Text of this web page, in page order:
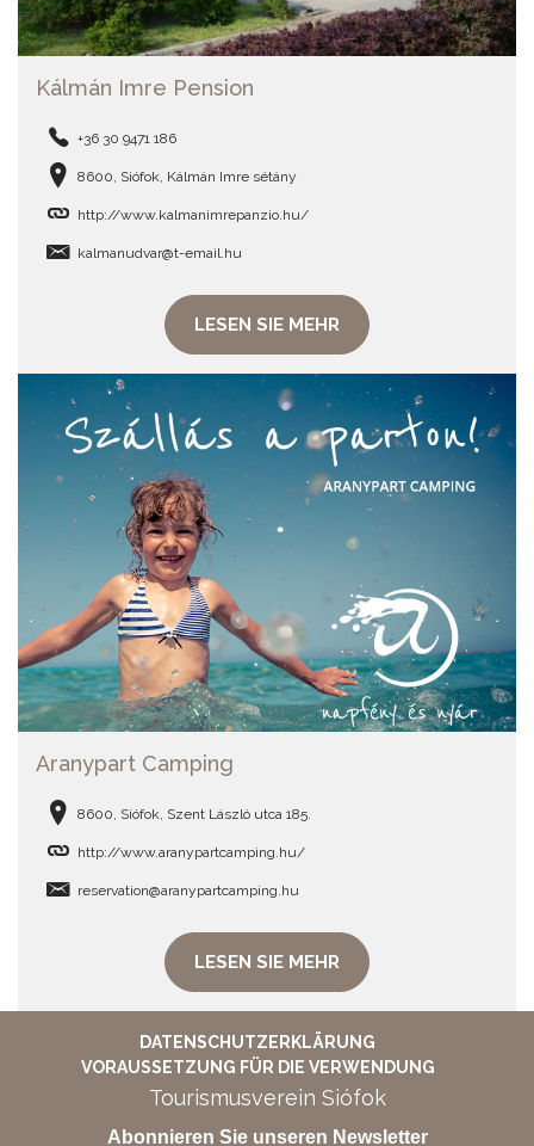
Kálmán Imre Pension
+36 30 9471 186
8600, Siófok, Kálmán Imre sétány
http://www.kalmanimrepanzio.hu/
kalmanudvar@t-email.hu
LESEN SIE MEHR
Aranypart Camping
8600, Siófok, Szent László utca 185.
http://www.aranypartcamping.hu/
reservation@aranypartcamping.hu
LESEN SIE MEHR
DATENSCHUTZERKLÄRUNG
VORAUSSETZUNG FÜR DIE VERWENDUNG
Tourismusverein Siófok
Abonnieren Sie unseren Newsletter